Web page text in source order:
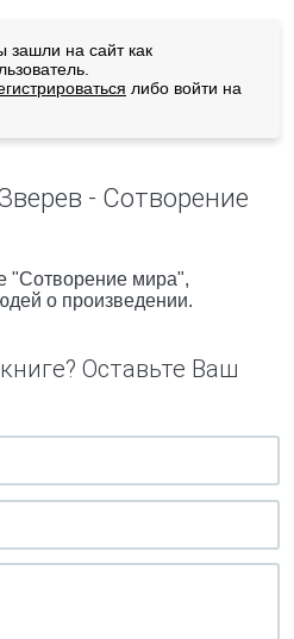
зашли на сайт как
либо войти на
- Сотворение
"Сотворение мира",
о произведении.
Оставьте Ваш